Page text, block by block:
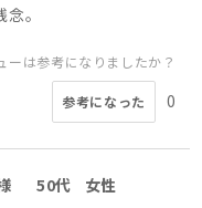
。
ーは参考になりましたか？
参考になった 0
50代
女性